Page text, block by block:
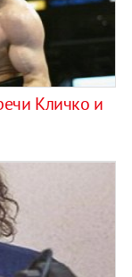
Кличко и